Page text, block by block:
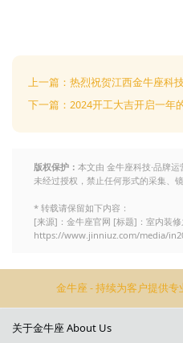
上一篇：热烈祝贺江西金牛座科
下一篇：2024开工大吉开启一年
版权保护： 本文由 金牛座科技·品牌
未经过授权，禁止任何形式的采集、
* 转载请保留如下内容：
[来源]：金牛座官网 [标题]：室内装修
https://www.jinniuz.com/media/
金牛座 - 持续为客户提供专
关于金牛座 About Us